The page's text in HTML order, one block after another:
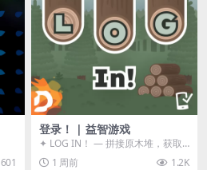
601
登录！ | 益智游戏
✦ LOG IN！ — 拼接原木堆，获取
分数！ ᑕ☲◎ ᑕ☲◎ ᑕ☲◎ ᑕ☲◎ ...
1 周前 1.2K